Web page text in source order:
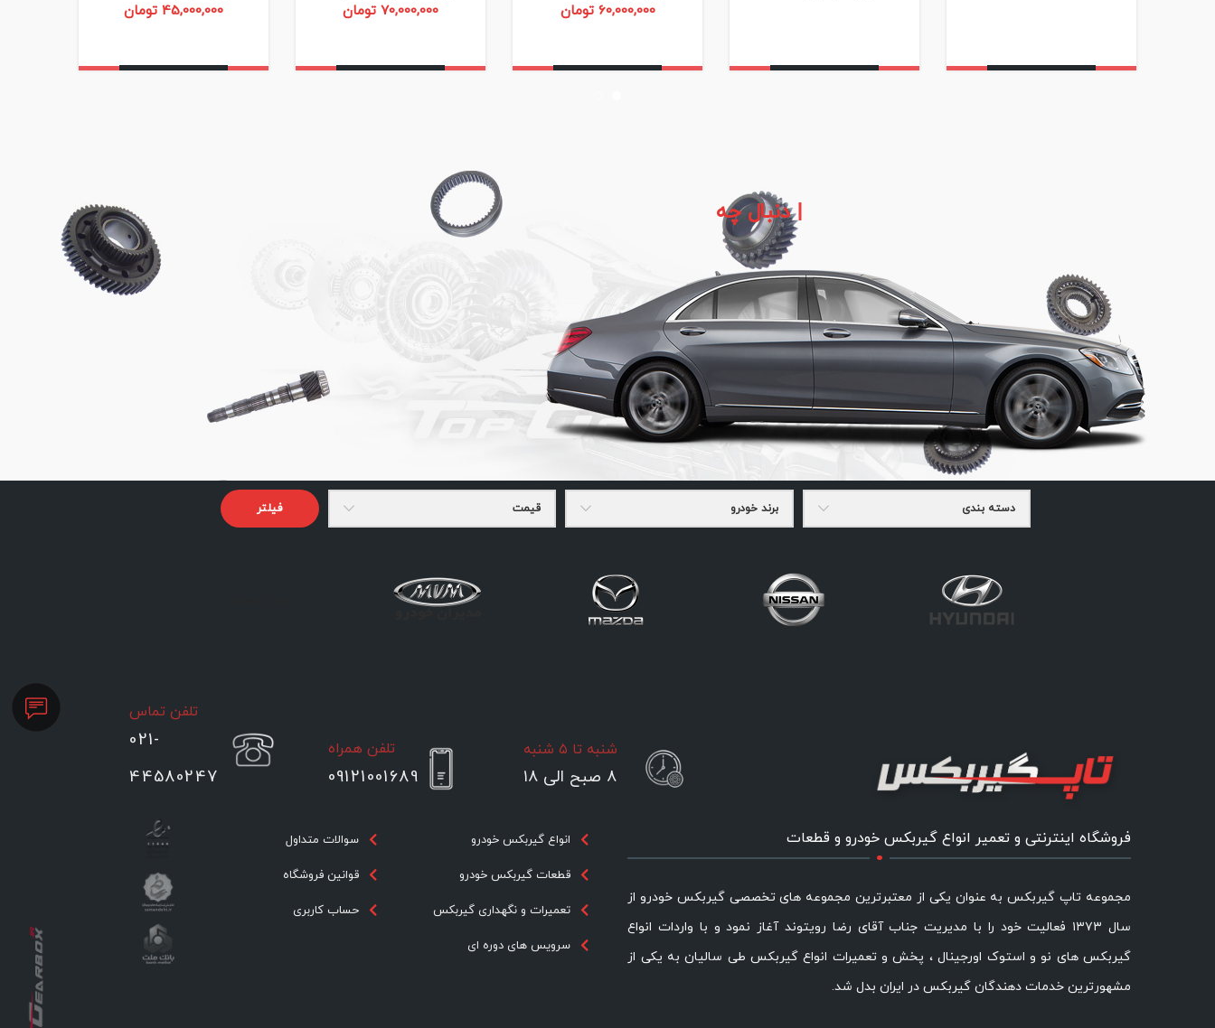
60,000,000 تومان 70,000,000 تومان 45,000,000 تومان
دنبال چه قطعه ای ه
دسته بندی برند خودرو قیمت فیلتر
شنبه تا ۵ شنبه
۸ صبح الی ۱۸
تلفن همراه
09121001689
تلفن تماس
021-
44580247
فروشگاه اینترنتی و تعمیر انواع گیربکس خودرو و قطعات
.
مجموعه تاپ گیربکس به عنوان یکی از معتبرترین مجموعه های تخصصی گیربکس خودرو از
سال ۱۳۷۳ فعالیت خود را با مدیریت جناب آقای رضا رویتوند آغاز نمود و با واردات انواع
گیربکس های نو و استوک اورجینال ، پخش و تعمیرات انواع گیربکس طی سالیان به یکی از
مشهورترین خدمات دهندگان گیربکس در ایران بدل شد.
انواع گیربکس خودرو
قطعات گیربکس خودرو
تعمیرات و نگهداری گیربکس
سرویس های دوره ای
سوالات متداول
قوانین فروشگاه
حساب کاربری